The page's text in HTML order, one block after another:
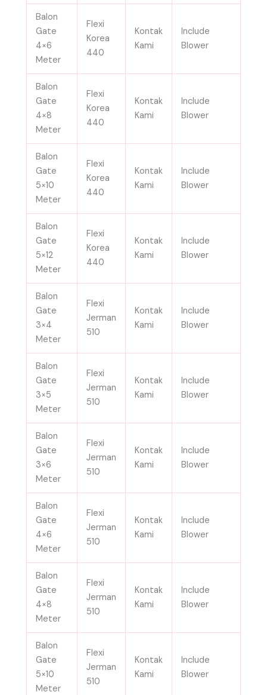
Balon
Gate
4×6
Meter
Flexi
Korea
440
Kontak
Kami
Include
Blower
Balon
Gate
4×8
Meter
Flexi
Korea
440
Kontak
Kami
Include
Blower
Balon
Gate
5×10
Meter
Flexi
Korea
440
Kontak
Kami
Include
Blower
Balon
Gate
5×12
Meter
Flexi
Korea
440
Kontak
Kami
Include
Blower
Balon
Gate
3×4
Meter
Flexi
Jerman
510
Kontak
Kami
Include
Blower
Balon
Gate
3×5
Meter
Flexi
Jerman
510
Kontak
Kami
Include
Blower
Balon
Gate
3×6
Meter
Flexi
Jerman
510
Kontak
Kami
Include
Blower
Balon
Gate
4×6
Meter
Flexi
Jerman
510
Kontak
Kami
Include
Blower
Balon
Gate
4×8
Meter
Flexi
Jerman
510
Kontak
Kami
Include
Blower
Balon
Gate
5×10
Meter
Flexi
Jerman
510
Kontak
Kami
Include
Blower